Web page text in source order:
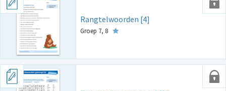
Rangtelwoorden [4]
Groep 7, 8